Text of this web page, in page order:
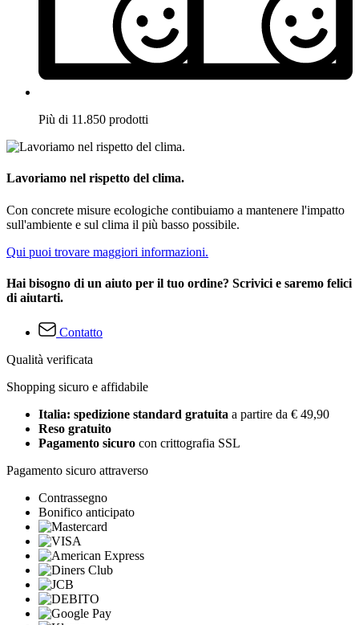
Più di 11.850 prodotti
Lavoriamo nel rispetto del clima.
Con concrete misure ecologiche contibuiamo a mantenere l'impatto
sull'ambiente e sul clima il più basso possibile.
Qui puoi trovare maggiori informazioni.
Hai bisogno di un aiuto per il tuo ordine? Scrivici e saremo felici
di aiutarti.
Contatto
Qualità verificata
Shopping sicuro e affidabile
Italia: spedizione standard gratuita a partire da € 49,90
Reso gratuito
Pagamento sicuro con crittografia SSL
Pagamento sicuro attraverso
Contrassegno
Bonifico anticipato